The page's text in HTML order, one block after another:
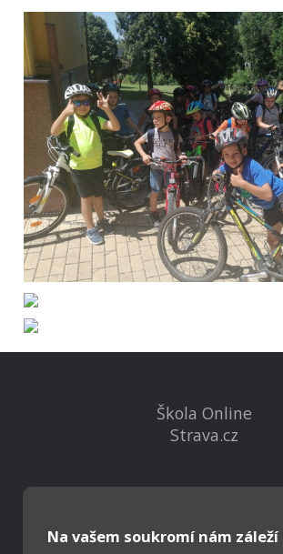
Na vašem soukromí nám záleží
Škola Online
Strava.cz
Kontakty
Virtuální prohlídka